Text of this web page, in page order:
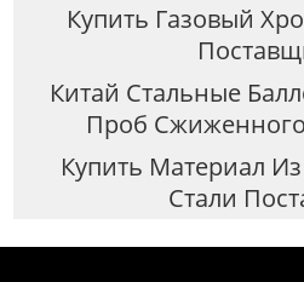
Купить Газовый
Китай Стальные
Проб
Купить Материал
Стали